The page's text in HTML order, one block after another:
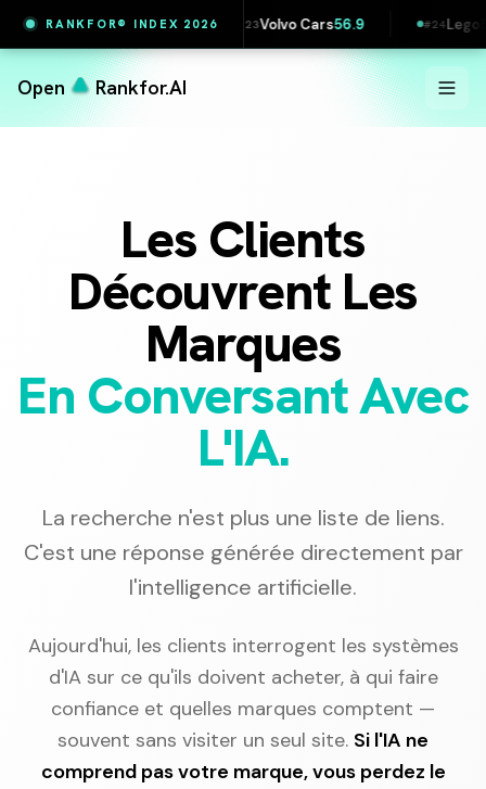
RANKFOR® INDEX 2026
# 23Volvo Cars56.9 #24Lego55.4 25PKN
Open Rankfor.AI
Les Clients
Découvrent Les
Marques
En Conversant Avec
L'IA.
La recherche n'est plus une liste de liens.
C'est une réponse générée directement par
l'intelligence artificielle.
Aujourd'hui, les clients interrogent les systèmes
d'IA sur ce qu'ils doivent acheter, à qui faire
confiance et quelles marques comptent —
souvent sans visiter un seul site. Si l'IA ne
comprend pas votre marque, vous perdez le